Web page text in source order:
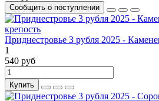
Сообщить о поступлении
Приднестровье 3 рубля 2025 -
1
540 руб
Купить